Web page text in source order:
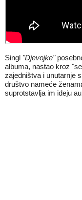
Singl "Djevojke"
albuma, nastao kroz
zajedništva i unutarnje
društvo nameće
suprotstavlja im ideju